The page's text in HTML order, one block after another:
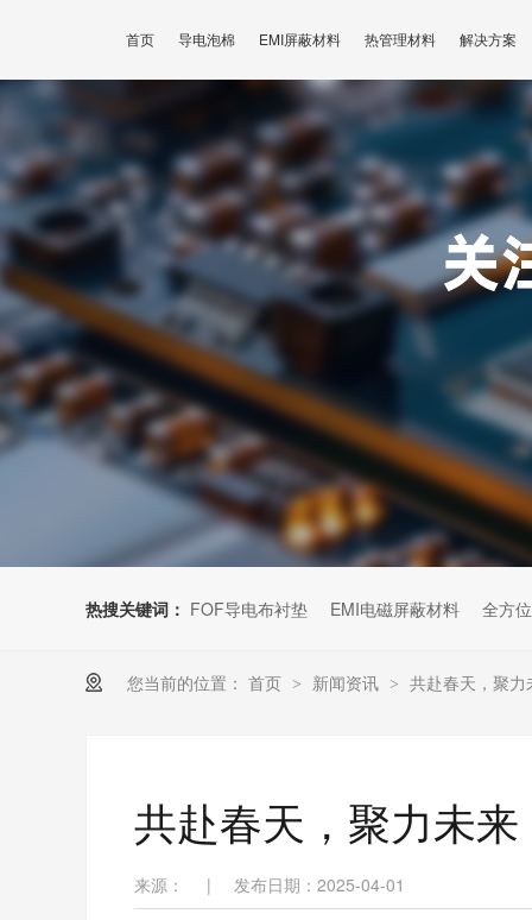
首页 导电泡棉 EMI屏蔽材料 热管理材料 解决方案
热搜关键词： FOF导电布衬垫 EMI电磁屏蔽材料 全方
您当前的位置： 首页 > 新闻资讯 > 共赴春天，聚力
共赴春天，聚力未来
来源： | 发布日期：2025-04-01